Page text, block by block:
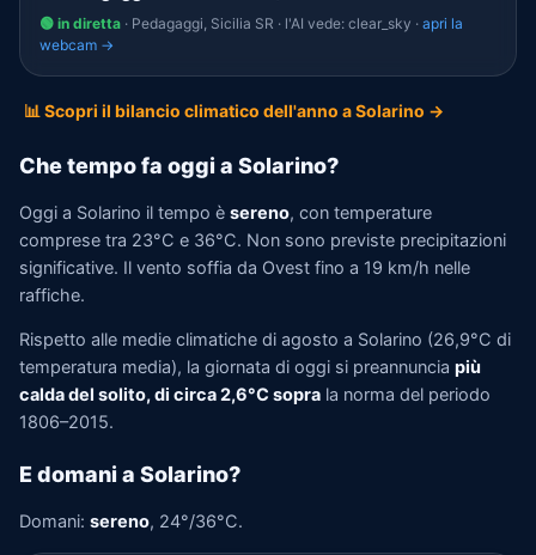
🟢 in diretta · Pedagaggi, Sicilia SR · l'AI vede: clear_sky · apri la
webcam →
📊 Scopri il bilancio climatico dell'anno a Solarino →
Che tempo fa oggi a Solarino?
Oggi a Solarino il tempo è sereno, con temperature
comprese tra 23°C e 36°C. Non sono previste precipitazioni
significative. Il vento soffia da Ovest fino a 19 km/h nelle
raffiche.
Rispetto alle medie climatiche di agosto a Solarino (26,9°C di
temperatura media), la giornata di oggi si preannuncia più
calda del solito, di circa 2,6°C sopra la norma del periodo
1806–2015.
E domani a Solarino?
Domani: sereno, 24°/36°C.